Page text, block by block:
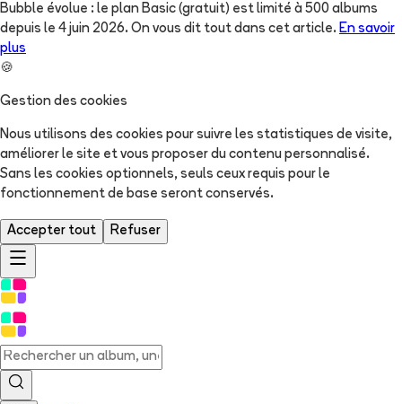
Bubble évolue : le plan Basic (gratuit) est limité à 500 albums
depuis le 4 juin 2026. On vous dit tout dans cet article. En savoir
plus
🍪
Gestion des cookies
Nous utilisons des cookies pour suivre les statistiques de visite,
améliorer le site et vous proposer du contenu personnalisé.
Sans les cookies optionnels, seuls ceux requis pour le
fonctionnement de base seront conservés.
Accepter tout Refuser